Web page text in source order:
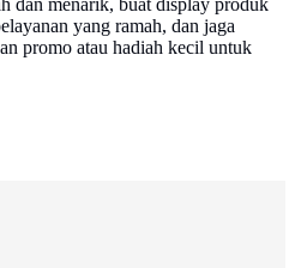
dan menarik, buat display produk
yang ramah, dan jaga
promo atau hadiah kecil untuk